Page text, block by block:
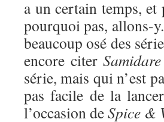
a un certain temps, et
pourquoi pas, allons-
beaucoup osé des
encore citer Samidare
série, mais qui n’est
pas facile de la
l’occasion deSpice &